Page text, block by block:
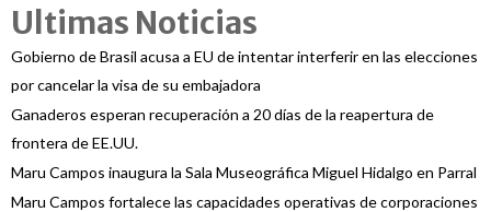
Ultimas Noticias
Gobierno de Brasil acusa a EU de intentar interferir en las elecciones
por cancelar la visa de su embajadora
Ganaderos esperan recuperación a 20 días de la reapertura de
frontera de EE.UU.
Maru Campos inaugura la Sala Museográfica Miguel Hidalgo en Parral
Maru Campos fortalece las capacidades operativas de corporaciones